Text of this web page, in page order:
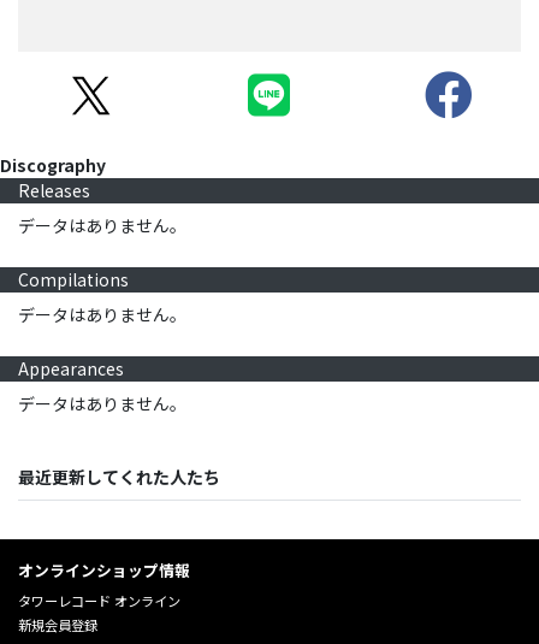
Discography
Releases
データはありません。
Compilations
データはありません。
Appearances
データはありません。
最近更新してくれた人たち
オンラインショップ情報
タワーレコード オンライン
新規会員登録